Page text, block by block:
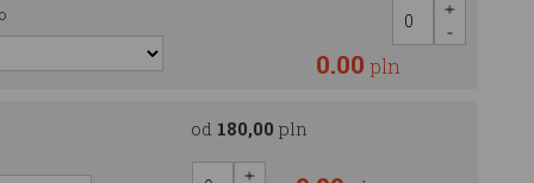
0.00 pln
od 180,00 pln